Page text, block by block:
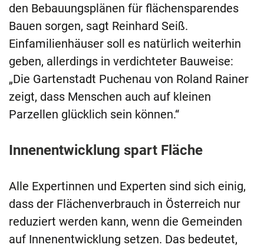
den Bebauungsplänen für flächensparendes
Bauen sorgen, sagt Reinhard Seiß.
Einfamilienhäuser soll es natürlich weiterhin
geben, allerdings in verdichteter Bauweise:
„Die Gartenstadt Puchenau von Roland Rainer
zeigt, dass Menschen auch auf kleinen
Parzellen glücklich sein können.“
Innenentwicklung spart Fläche
Alle Expertinnen und Experten sind sich einig,
dass der Flächenverbrauch in Österreich nur
reduziert werden kann, wenn die Gemeinden
auf Innenentwicklung setzen. Das bedeutet,